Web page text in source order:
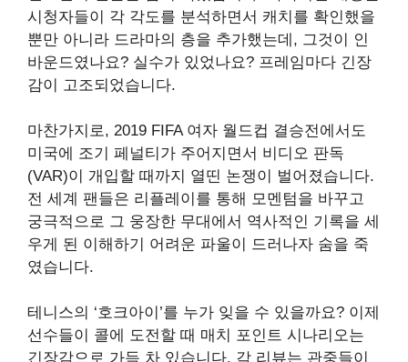
시청자들이 각 각도를 분석하면서 캐치를 확인했을
뿐만 아니라 드라마의 층을 추가했는데, 그것이 인
바운드였나요? 실수가 있었나요? 프레임마다 긴장
감이 고조되었습니다.
마찬가지로, 2019 FIFA 여자 월드컵 결승전에서도
미국에 조기 페널티가 주어지면서 비디오 판독
(VAR)이 개입할 때까지 열띤 논쟁이 벌어졌습니다.
전 세계 팬들은 리플레이를 통해 모멘텀을 바꾸고
궁극적으로 그 웅장한 무대에서 역사적인 기록을 세
우게 된 이해하기 어려운 파울이 드러나자 숨을 죽
였습니다.
테니스의 ‘호크아이’를 누가 잊을 수 있을까요? 이제
선수들이 콜에 도전할 때 매치 포인트 시나리오는
긴장감으로 가득 차 있습니다. 각 리뷰는 관중들이